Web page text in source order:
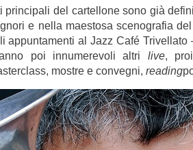
principali del cartellone sono già
e nella maestosa scenografia
appuntamenti al Jazz Café
poi innumerevoli altri live,
mostre e convegni, reading